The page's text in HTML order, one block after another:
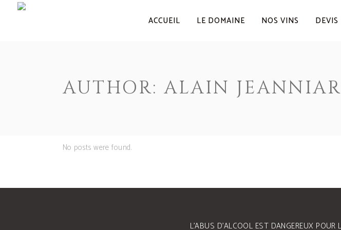
ACCUEIL LE DOMAINE NOS VINS DEVIS
AUTHOR: ALAIN
No posts were found.
L’ABUS D’ALCOOL EST DANGEREUX